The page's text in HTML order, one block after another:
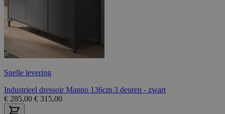
Snelle levering
Industrieel dressoir Manno 136cm 3 deuren - zwart
€ 285,00 € 315,00